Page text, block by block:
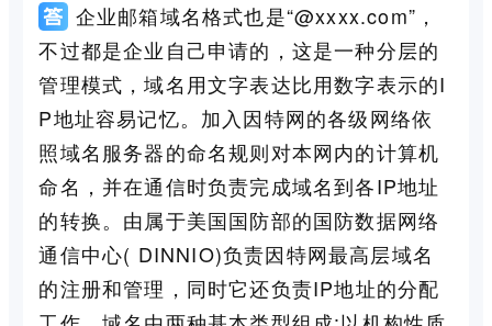
企业邮箱域名格式也是“@xxxx.com”，
不过都是企业自己申请的，这是一种分层的
管理模式，域名用文字表达比用数字表示的I
P地址容易记忆。加入因特网的各级网络依
照域名服务器的命名规则对本网内的计算机
命名，并在通信时负责完成域名到各IP地址
的转换。由属于美国国防部的国防数据网络
通信中心( DINNIO)负责因特网最高层域名
的注册和管理，同时它还负责IP地址的分配